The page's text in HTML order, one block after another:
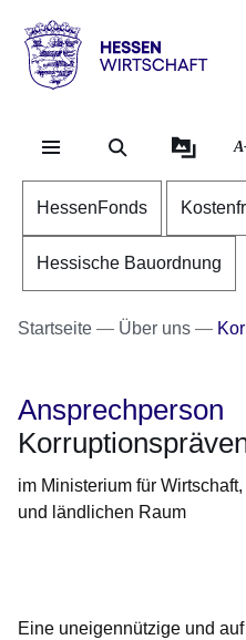
Hessen
Wirtschaft
HessenFonds
Hessische Bauordnung
Startseite Über uns
Ansprechperson
im Ministerium für
und ländlichen Raum
Eine uneigennützige und